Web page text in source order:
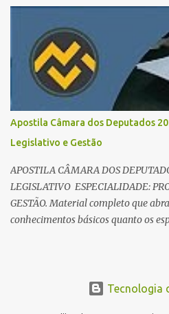
realidade, e o cargo de Analista
Gestão) se destaca como uma das
Com exigência de nível superior
oferece 35 vagas imediatas e
mil . O que estudar para Processo
a concorrência da banca Cebraspe ,
conteúdo programático dividido em:
Português, Inglês, Raciocínio
Conhecimentos Específicos: O
no Regimento Interno da Câmara
Apostila Câmara dos Deputados
Legislativo e Gestão
APOSTILA CÂMARA DOS
LEGISLATIVO ESPECIALIDADE:
GESTÃO. Material completo que
conhecimentos básicos quanto os
Informações do Concurso (Edital
Tecnologia